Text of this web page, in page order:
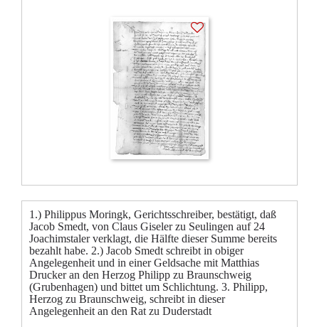
1.) Philippus Moringk, Gerichtsschreiber, bestätigt, daß
Jacob Smedt, von Claus Giseler zu Seulingen auf 24
Joachimstaler verklagt, die Hälfte dieser Summe bereits
bezahlt habe. 2.) Jacob Smedt schreibt in obiger
Angelegenheit und in einer Geldsache mit Matthias
Drucker an den Herzog Philipp zu Braunschweig
(Grubenhagen) und bittet um Schlichtung. 3. Philipp,
Herzog zu Braunschweig, schreibt in dieser
Angelegenheit an den Rat zu Duderstadt